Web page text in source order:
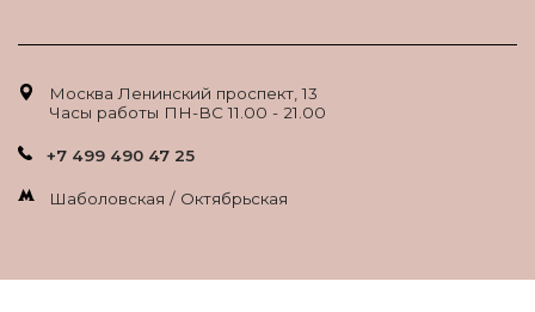
Москва Ленинский проспект, 13
Часы работы ПН-ВС 11.00 - 21.00
+7 499 490 47 25
Шаболовская / Октябрьская